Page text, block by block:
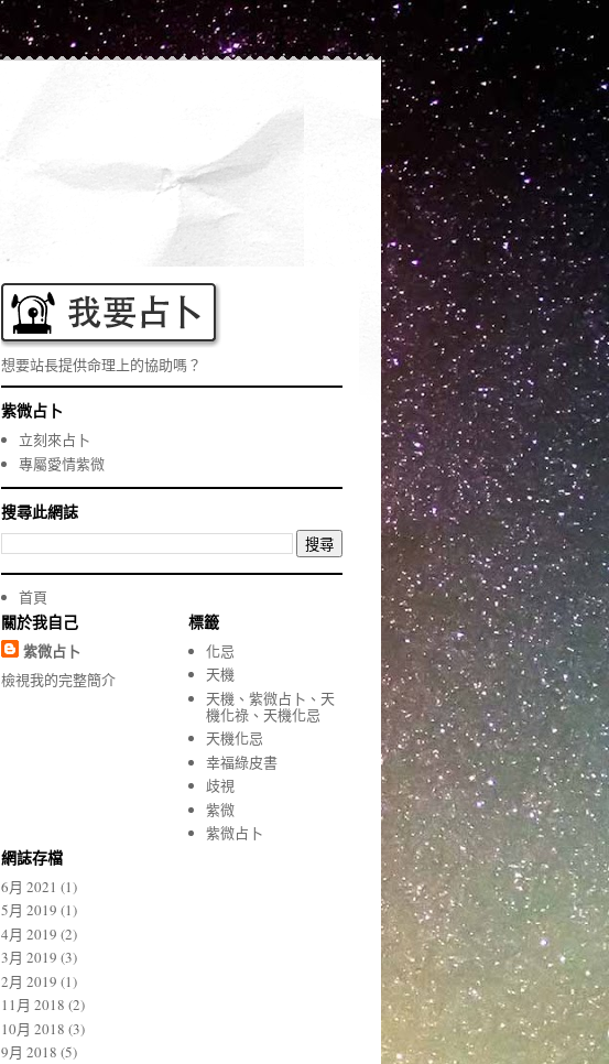
想要站長提供命理上的協助嗎？
紫微占卜
立刻來占卜
專屬愛情紫微
搜尋此網誌
首頁
關於我自己
紫微占卜
檢視我的完整簡介
標籤
化忌
天機
天機、紫微占卜、天
機化祿、天機化忌
天機化忌
幸福綠皮書
歧視
紫微
紫微占卜
網誌存檔
6月 2021 (1)
5月 2019 (1)
4月 2019 (2)
3月 2019 (3)
2月 2019 (1)
11月 2018 (2)
10月 2018 (3)
9月 2018 (5)